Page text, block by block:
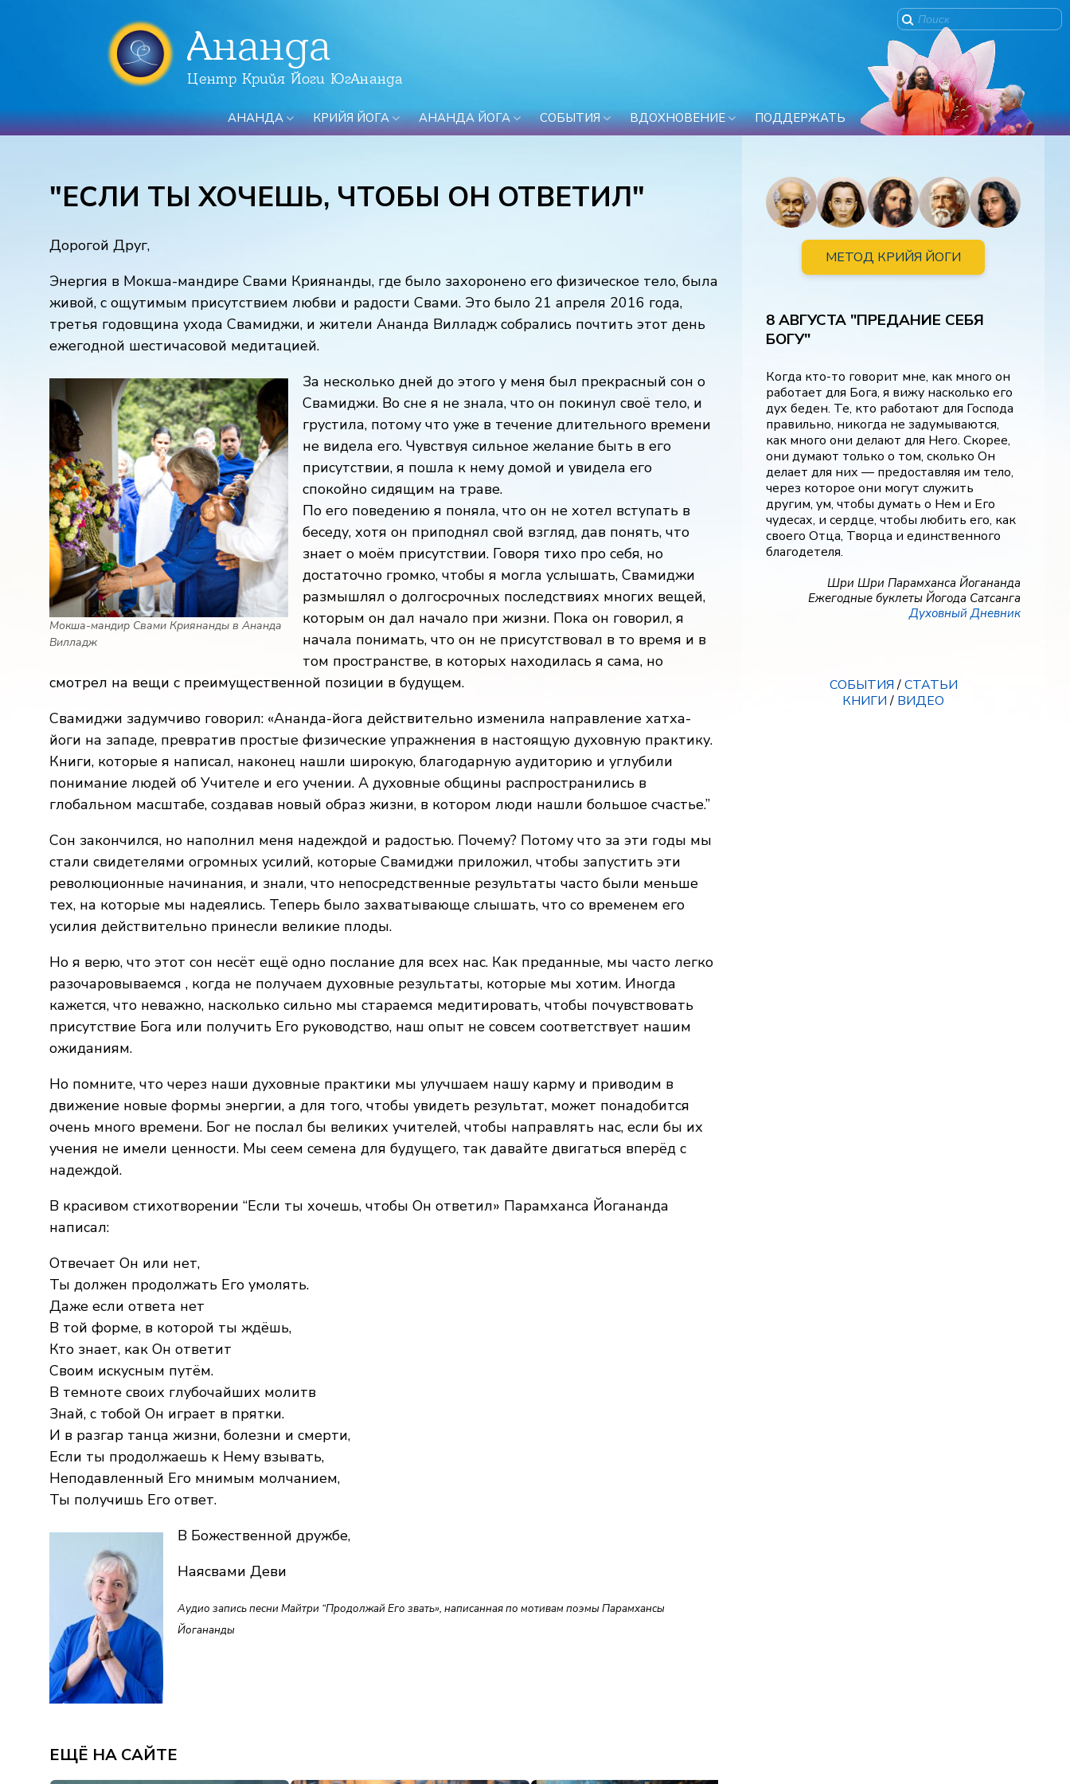
Ананда
Центр Крийя Йоги ЮгАнанда
АНАНДА КРИЙЯ ЙОГА АНАНДА ЙОГА СОБЫТИЯ ВДОХНОВЕНИЕ ПОДДЕРЖАТЬ
"ЕСЛИ ТЫ ХОЧЕШЬ, ЧТОБЫ ОН ОТВЕТИЛ"
Дорогой Друг,
Энергия в Мокша-мандире Свами Криянанды, где было захоронено его физическое тело, была
живой, с ощутимым присутствием любви и радости Свами. Это было 21 апреля 2016 года,
третья годовщина ухода Свамиджи, и жители Ананда Вилладж собрались почтить этот день
ежегодной шестичасовой медитацией.
Мокша-мандир Свами Криянанды в Ананда
Вилладж
За несколько дней до этого у меня был прекрасный сон о
Свамиджи. Во сне я не знала, что он покинул своё тело, и
грустила, потому что уже в течение длительного времени
не видела его. Чувствуя сильное желание быть в его
присутствии, я пошла к нему домой и увидела его
спокойно сидящим на траве.
По его поведению я поняла, что он не хотел вступать в
беседу, хотя он приподнял свой взгляд, дав понять, что
знает о моём присутствии. Говоря тихо про себя, но
достаточно громко, чтобы я могла услышать, Свамиджи
размышлял о долгосрочных последствиях многих вещей,
которым он дал начало при жизни. Пока он говорил, я
начала понимать, что он не присутствовал в то время и в
том пространстве, в которых находилась я сама, но
смотрел на вещи с преимущественной позиции в будущем.
Свамиджи задумчиво говорил: «Ананда-йога действительно изменила направление хатха-
йоги на западе, превратив простые физические упражнения в настоящую духовную практику.
Книги, которые я написал, наконец нашли широкую, благодарную аудиторию и углубили
понимание людей об Учителе и его учении. А духовные общины распространились в
глобальном масштабе, создавав новый образ жизни, в котором люди нашли большое счастье.”
Сон закончился, но наполнил меня надеждой и радостью. Почему? Потому что за эти годы мы
стали свидетелями огромных усилий, которые Свамиджи приложил, чтобы запустить эти
революционные начинания, и знали, что непосредственные результаты часто были меньше
тех, на которые мы надеялись. Теперь было захватывающе слышать, что со временем его
усилия действительно принесли великие плоды.
Но я верю, что этот сон несёт ещё одно послание для всех нас. Как преданные, мы часто легко
разочаровываемся , когда не получаем духовные результаты, которые мы хотим. Иногда
кажется, что неважно, насколько сильно мы стараемся медитировать, чтобы почувствовать
присутствие Бога или получить Его руководство, наш опыт не совсем соответствует нашим
ожиданиям.
Но помните, что через наши духовные практики мы улучшаем нашу карму и приводим в
движение новые формы энергии, а для того, чтобы увидеть результат, может понадобится
очень много времени. Бог не послал бы великих учителей, чтобы направлять нас, если бы их
учения не имели ценности. Мы сеем семена для будущего, так давайте двигаться вперёд с
надеждой.
В красивом стихотворении “Если ты хочешь, чтобы Он ответил» Парамханса Йогананда
написал:
Отвечает Он или нет,
Ты должен продолжать Его умолять.
Даже если ответа нет
В той форме, в которой ты ждёшь,
Кто знает, как Он ответит
Своим искусным путём.
В темноте своих глубочайших молитв
Знай, с тобой Он играет в прятки.
И в разгар танца жизни, болезни и смерти,
Если ты продолжаешь к Нему взывать,
Неподавленный Его мнимым молчанием,
Ты получишь Его ответ.
В Божественной дружбе,
Наясвами Деви
Аудио запись песни Майтри “Продолжай Его звать», написанная по мотивам поэмы Парамхансы
Йогананды
ЕЩЁ НА САЙТЕ
МЕТОД КРИЙЯ ЙОГИ
8 АВГУСТА "ПРЕДАНИЕ СЕБЯ
БОГУ"
Когда кто-то говорит мне, как много он
работает для Бога, я вижу насколько его
дух беден. Те, кто работают для Господа
правильно, никогда не задумываются,
как много они делают для Него. Скорее,
они думают только о том, сколько Он
делает для них — предоставляя им тело,
через которое они могут служить
другим, ум, чтобы думать о Нем и Его
чудесах, и сердце, чтобы любить его, как
своего Отца, Творца и единственного
благодетеля.
Шри Шри Парамханса Йогананда
Ежегодные буклеты Йогода Сатсанга
Духовный Дневник
СОБЫТИЯ/СТАТЬИ
КНИГИ/ ВИДЕО